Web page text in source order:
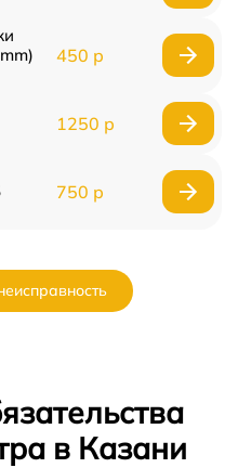
450 р
1250 р
750 р
в Казани